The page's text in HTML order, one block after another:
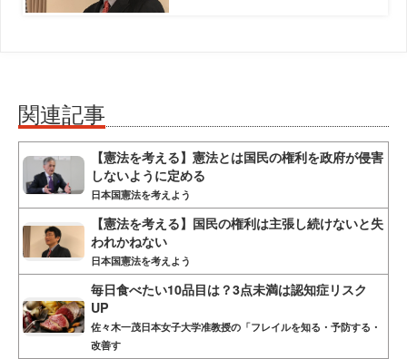
関連記事
【憲法を考える】憲法とは国民の権利を政府が侵害
しないように定める
日本国憲法を考えよう
【憲法を考える】国民の権利は主張し続けないと失
われかねない
日本国憲法を考えよう
毎日食べたい10品目は？3点未満は認知症リスク
UP
佐々木一茂日本女子大学准教授の「フレイルを知る・予防する・
改善す